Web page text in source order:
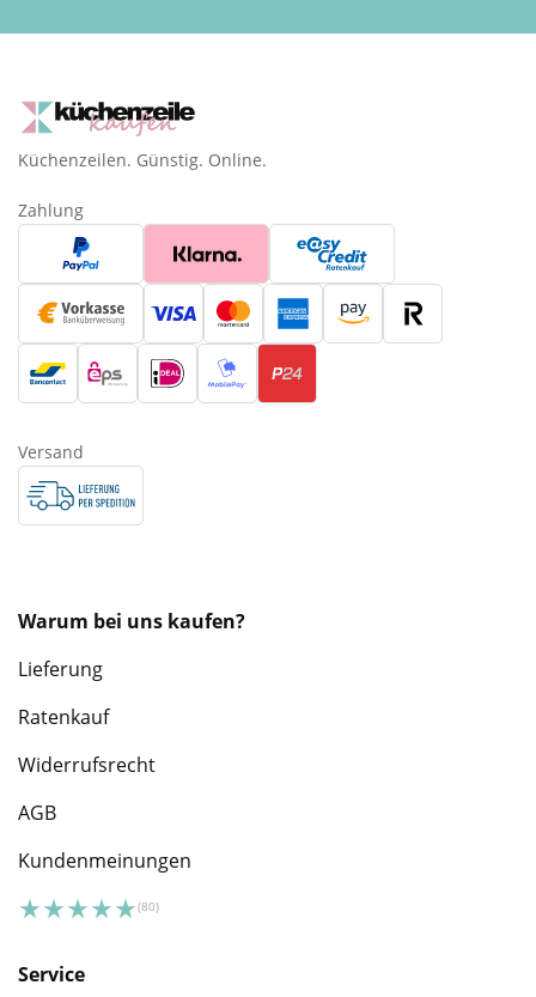
Küchenzeilen. Günstig. Online.
Zahlung
Versand
Warum bei uns kaufen?
Lieferung
Ratenkauf
Widerrufsrecht
AGB
Kundenmeinungen
Service